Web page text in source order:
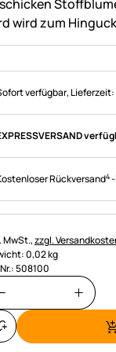
wird zum
verfügbar, Lieferzeit:
Rückversand4-
MwSt.,zzgl.
0,02 kg
508100